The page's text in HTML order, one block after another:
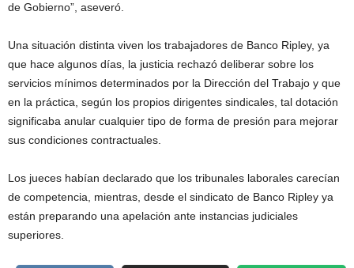
de Gobierno”, aseveró.
Una situación distinta viven los trabajadores de Banco Ripley, ya
que hace algunos días, la justicia rechazó deliberar sobre los
servicios mínimos determinados por la Dirección del Trabajo y que
en la práctica, según los propios dirigentes sindicales, tal dotación
significaba anular cualquier tipo de forma de presión para mejorar
sus condiciones contractuales.
Los jueces habían declarado que los tribunales laborales carecían
de competencia, mientras, desde el sindicato de Banco Ripley ya
están preparando una apelación ante instancias judiciales
superiores.